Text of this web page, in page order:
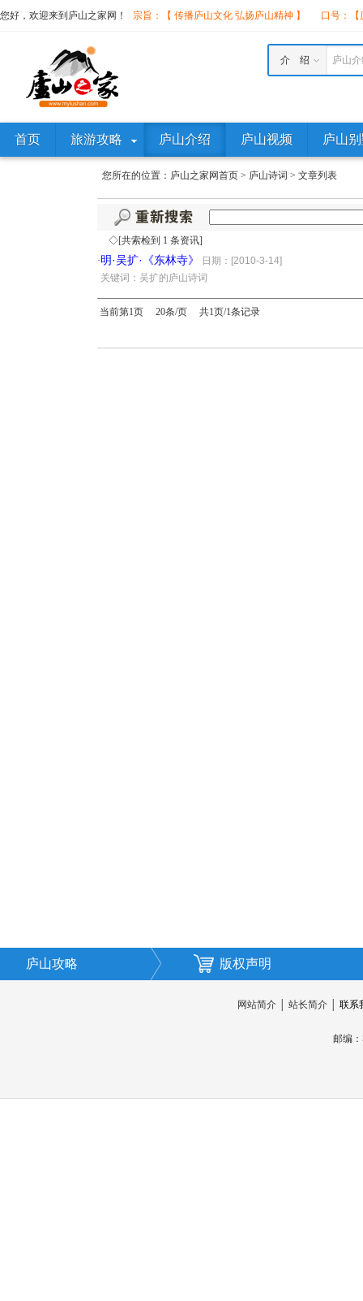
您好，欢迎来到庐山之家网！ 宗旨：【 传播庐山文化 弘扬庐山精神 】 口号：
庐山
介 绍
首页 旅游攻略 庐山介绍 庐山视频 庐山
您所在的位置： 庐山之家网首页 > 庐山诗词 > 文章列表
◇[共索检到 1 条资讯]
·明·吴扩·《东林寺》
日期：[2010-3-14]
关键词：吴扩的庐山诗词
当前第1页 20条/页 共1页/1条记录
庐山攻略 版权声明
网站简介│ 站长简介│ 联系
邮编